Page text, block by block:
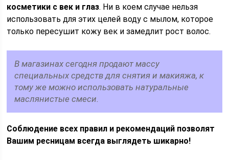
косметики с век и глаз. Ни в коем случае нельзя
использовать для этих целей воду с мылом, которое
только пересушит кожу век и замедлит рост волос.
В магазинах сегодня продают массу
специальных средств для снятия и макияжа, к
тому же можно использовать натуральные
маслянистые смеси.
Соблюдение всех правил и рекомендаций позволят
Вашим ресницам всегда выглядеть шикарно!